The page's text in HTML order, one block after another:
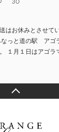
30
はお休みとさせて
なっと道の駅 アゴ
１月１日はアゴラ